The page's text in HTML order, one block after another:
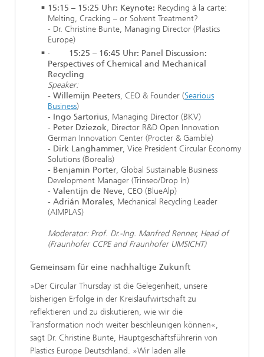
15:15 – 15:25 Uhr: Keynote: Recycling à la carte:
Melting, Cracking – or Solvent Treatment?
- Dr. Christine Bunte, Managing Director (Plastics
Europe)
·
15:25 – 16:45 Uhr: Panel Discussion:
Perspectives of Chemical and Mechanical
Recycling
Speaker:
- Willemijn Peeters, CEO & Founder (Searious
Business)
- Ingo Sartorius, Managing Director (BKV)
- Peter Dziezok, Director R&D Open Innovation
German Innovation Center (Procter & Gamble)
- Dirk Langhammer, Vice President Circular Economy
Solutions (Borealis)
- Benjamin Porter, Global Sustainable Business
Development Manager (Trinseo/Drop In)
- Valentijn de Neve, CEO (BlueAlp)
- Adrián Morales, Mechanical Recycling Leader
(AIMPLAS)
Moderator: Prof. Dr.-Ing. Manfred Renner, Head of
(Fraunhofer CCPE and Fraunhofer UMSICHT)
Gemeinsam für eine nachhaltige Zukunft
»Der Circular Thursday ist die Gelegenheit, unsere
bisherigen Erfolge in der Kreislaufwirtschaft zu
reflektieren und zu diskutieren, wie wir die
Transformation noch weiter beschleunigen können«,
sagt Dr. Christine Bunte, Hauptgeschäftsführerin von
Plastics Europe Deutschland. »Wir laden alle